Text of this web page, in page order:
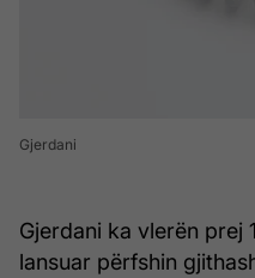
Gjerdani
Gjerdani ka vlerën prej
lansuar përfshin